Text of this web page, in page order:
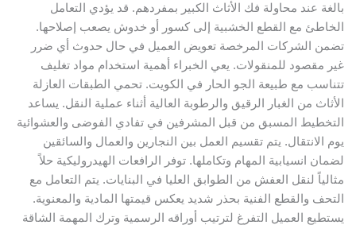
بالغة عند محاولة فك الأثاث الكبير بمفردهم. قد يؤدي التعامل
الخاطئ مع القطع الخشبية إلى كسور أو خدوش يصعب إصلاحها.
تضمن الشركات المرخصة تعويض العميل في حال حدوث أي ضرر
غير مقصود للمنقولات. يعي الخبراء أهمية استخدام مواد تغليف
تتناسب مع طبيعة الجو الحار في الكويت. تحمي الطبقات العازلة
الأثاث من الغبار الرقيق والرطوبة العالية أثناء عملية النقل. يساعد
التخطيط المسبق من قبل المشرفين في تفادي الفوضى والعشوائية
يوم الانتقال. يتم تقسيم العمل بين النجارين والعمال والسائقين
لضمان انسيابية المهام وتكاملها. توفر الرافعات الهيدروليكية حلاً
مثالياً لنقل العفش من الطوابق العليا في البنايات. يتم التعامل مع
التحف والقطع الفنية بحذر شديد يعكس قيمتها المادية والمعنوية.
يستطيع العميل التفرغ لترتيب أوراقه الرسمية وترك المهمة الشاقة